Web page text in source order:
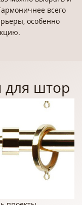
всего
особенно